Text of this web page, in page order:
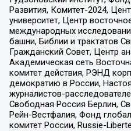
Развития, Комитет-2024,
университет, Центр
международных
башни, Библии и трактатов
Гражданский Совет, Центр
Академическая сеть
комитет действия, РЭНД
демократию в России,
журналистов-
Свободная Россия Берлин,
Рейн-Вестфалия, Фонд
комитет России, Russie-